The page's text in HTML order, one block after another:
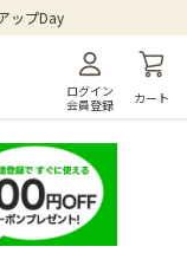
ップDay
ログイン
会員登録
カート